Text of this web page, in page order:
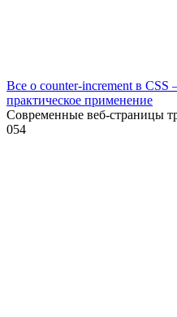
Все о counter-increment в
практическое применение
Современные веб-страницы
054